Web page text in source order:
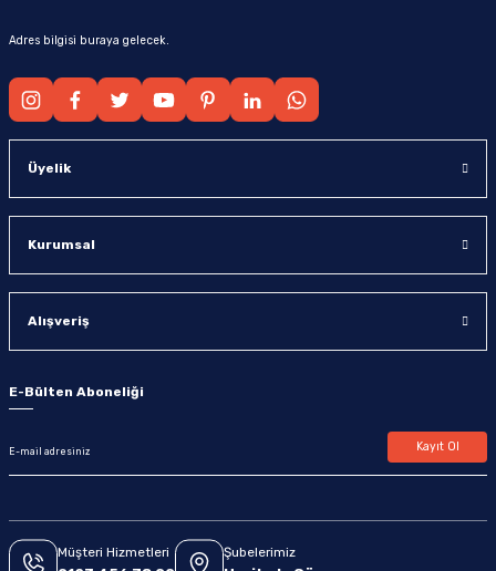
Adres bilgisi buraya gelecek.
Üyelik
Kurumsal
Alışveriş
E-Bülten Aboneliği
Kayıt Ol
Müşteri Hizmetleri Şubelerimiz